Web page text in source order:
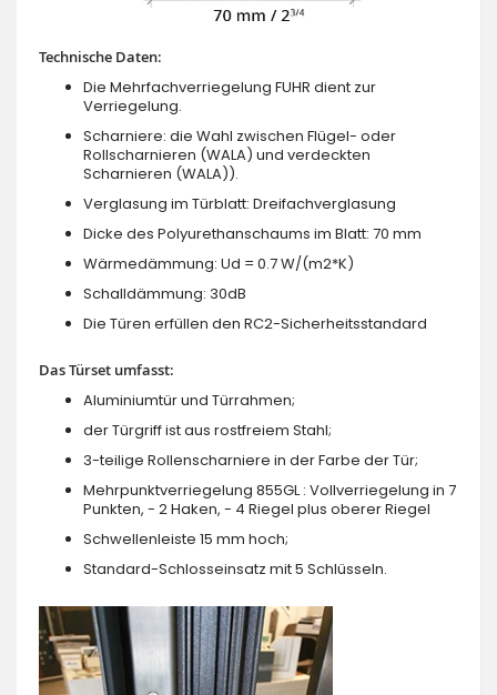
Technische Daten:
Die Mehrfachverriegelung FUHR dient zur
Verriegelung.
Scharniere: die Wahl zwischen Flügel- oder
Rollscharnieren (WALA) und verdeckten
Scharnieren (WALA)).
Verglasung im Türblatt: Dreifachverglasung
Dicke des Polyurethanschaums im Blatt: 70 mm
Wärmedämmung: Ud = 0.7 W/(m2*K)
Schalldämmung: 30dB
Die Türen erfüllen den RC2-Sicherheitsstandard
Das Türset umfasst:
Aluminiumtür und Türrahmen;
der Türgriff ist aus rostfreiem Stahl;
3-teilige Rollenscharniere in der Farbe der Tür;
Mehrpunktverriegelung 855GL : Vollverriegelung in 7
Punkten, - 2 Haken, - 4 Riegel plus oberer Riegel
Schwellenleiste 15 mm hoch;
Standard-Schlosseinsatz mit 5 Schlüsseln.